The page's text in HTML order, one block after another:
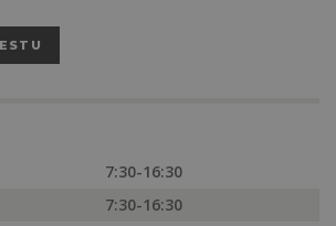
7:30-16:30
7:30-16:30